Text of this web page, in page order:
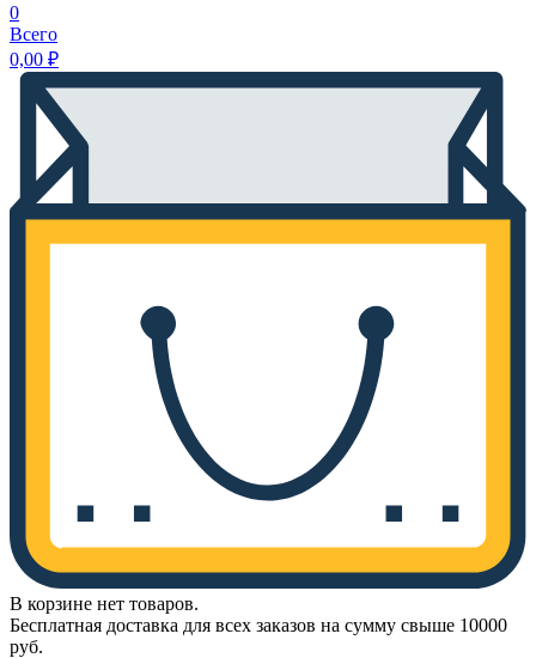
0
Всего
0,00 ₽
В корзине нет товаров.
Бесплатная доставка для всех заказов на сумму свыше 10000
руб.